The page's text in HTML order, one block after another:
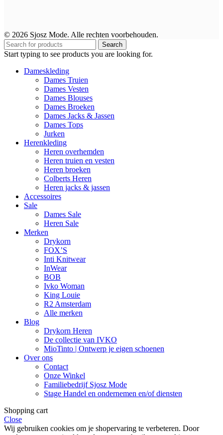
© 2026 Sjosz Mode. Alle rechten voorbehouden.
Search
Start typing to see products you are looking for.
Dameskleding
Dames Truien
Dames Vesten
Dames Blouses
Dames Broeken
Dames Jacks & Jassen
Dames Tops
Jurken
Herenkleding
Heren overhemden
Heren truien en vesten
Heren broeken
Colberts Heren
Heren jacks & jassen
Accessoires
Sale
Dames Sale
Heren Sale
Merken
Drykorn
FOX’S
Inti Knitwear
InWear
BOB
Ivko Woman
King Louie
R2 Amsterdam
Alle merken
Blog
Drykorn Heren
De collectie van IVKO
MioTinto | Ontwerp je eigen schoenen
Over ons
Contact
Onze Winkel
Familiebedrijf Sjosz Mode
Stage Handel en ondernemen en/of diensten
Shopping cart
Close
Wij gebruiken cookies om je shopervaring te verbeteren. Door